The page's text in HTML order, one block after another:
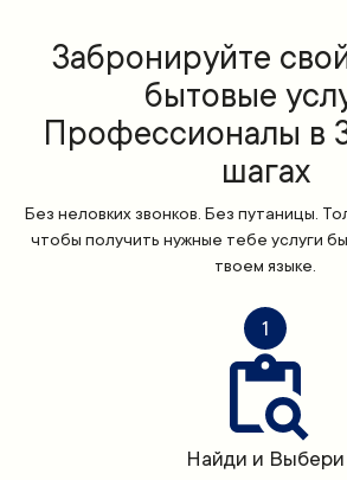
Забронируйте
бытовые
Профессионалы в
шагах
Без неловких звонков. Без путаницы.
чтобы получить нужные тебе услуги
твоем языке.
1
Найди и Выбери